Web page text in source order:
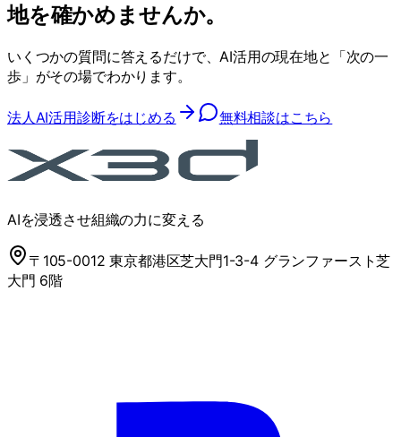
地を確かめませんか。
いくつかの質問に答えるだけで、AI活用の現在地と「次の一
歩」がその場でわかります。
法人AI活用診断をはじめる 無料相談はこちら
AIを浸透させ組織の力に変える
〒105-0012 東京都港区芝大門1-3-4 グランファースト芝
大門 6階